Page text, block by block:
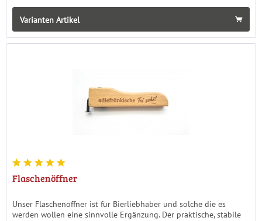
Varianten Artikel
Flaschenöffner
Unser Flaschenöffner ist für Bierliebhaber und solche die es
werden wollen eine sinnvolle Ergänzung. Der praktische, stabile